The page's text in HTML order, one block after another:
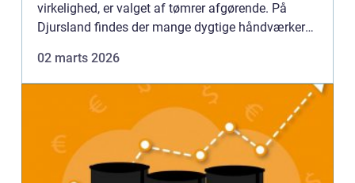
virkelighed, er valget af tømrer afgørende. På
Djursland findes der mange dygtige håndværkere,
gennemført byggeri...
02 marts 2026